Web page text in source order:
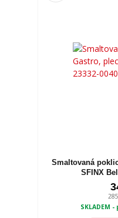
Smaltovaná
SFINX
SKLADEM